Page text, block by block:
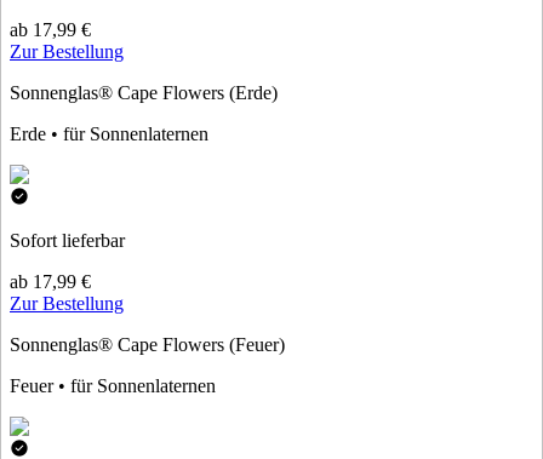
ab 17,99 €
Zur Bestellung
Sonnenglas® Cape Flowers (Erde)
Erde • für Sonnenlaternen
Sofort lieferbar
ab 17,99 €
Zur Bestellung
Sonnenglas® Cape Flowers (Feuer)
Feuer • für Sonnenlaternen